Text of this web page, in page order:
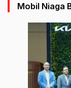
Mobil Niaga